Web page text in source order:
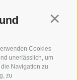
Cookies
unerlässlich, um
Navigation zu
zu
- Taisten in